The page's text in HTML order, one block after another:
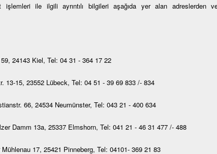
işlemleri ile ilgili ayrıntılı bilgileri aşağıda yer alan adreslerden
24143 Kiel, Tel: 04 31 - 364 17 22
13-15, 23552 Lübeck, Tel: 04 51 - 39 69 833 /- 834
66, 24534 Neumünster, Tel: 043 21 - 400 634
Damm 13a, 25337 Elmshorn, Tel: 041 21 - 46 31 477 /- 488
17, 25421 Pinneberg, Tel: 04101- 369 21 83